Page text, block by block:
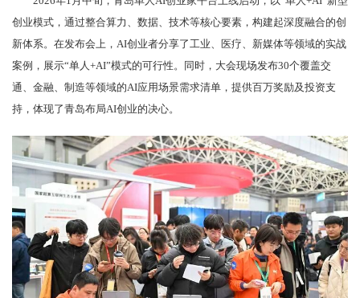
创业模式，通过整合算力、数据、技术等核心要素，构建起深度融合的创
新体系。在发布会上，AI创业者分享了工业、医疗、新媒体等领域的实战
案例，展示“单人+AI”模式的可行性。同时，大会现场发布30个覆盖交
通、金融、制造等领域的AI应用场景需求清单，提供百万奖励及投资支
持，体现了青岛布局AI创业的决心。